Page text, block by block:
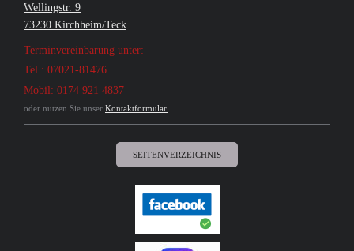
Wellingstr. 9
73230 Kirchheim/Teck
Terminvereinbarung unter:
Tel.: 07021-81476
Mobil: 0174 921 4837
oder nutzen Sie unser Kontaktformular.
SEITENVERZEICHNIS